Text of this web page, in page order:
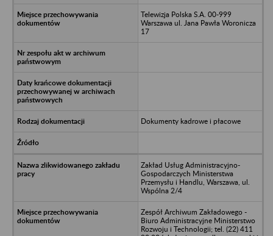
Telewizja Polska S.A. 00-999
Warszawa ul. Jana Pawła Woronicza
17
Dokumenty kadrowe i płacowe
Zakład Usług Administracyjno-
Gospodarczych Ministerstwa
Przemysłu i Handlu, Warszawa, ul.
Wspólna 2/4
Zespół Archiwum Zakładowego -
Biuro Administracyjne Ministerstwo
Rozwoju i Technologii; tel. (22) 411